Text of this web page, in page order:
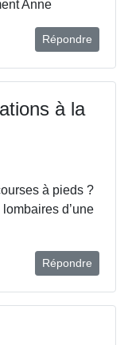
Anne
Répondre
à la
à pieds ?
d’une
Répondre